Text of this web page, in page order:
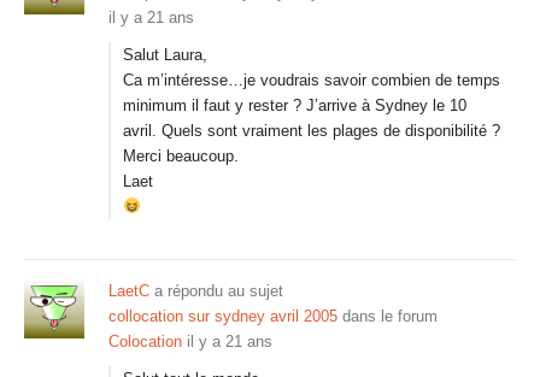
il y a 21 ans
Salut Laura,
Ca m’intéresse…je voudrais savoir combien de temps
minimum il faut y rester ? J’arrive à Sydney le 10
avril. Quels sont vraiment les plages de disponibilité ?
Merci beaucoup.
Laet
LaetC a répondu au sujet
collocation sur sydney avril 2005 dans le forum
Colocation il y a 21 ans